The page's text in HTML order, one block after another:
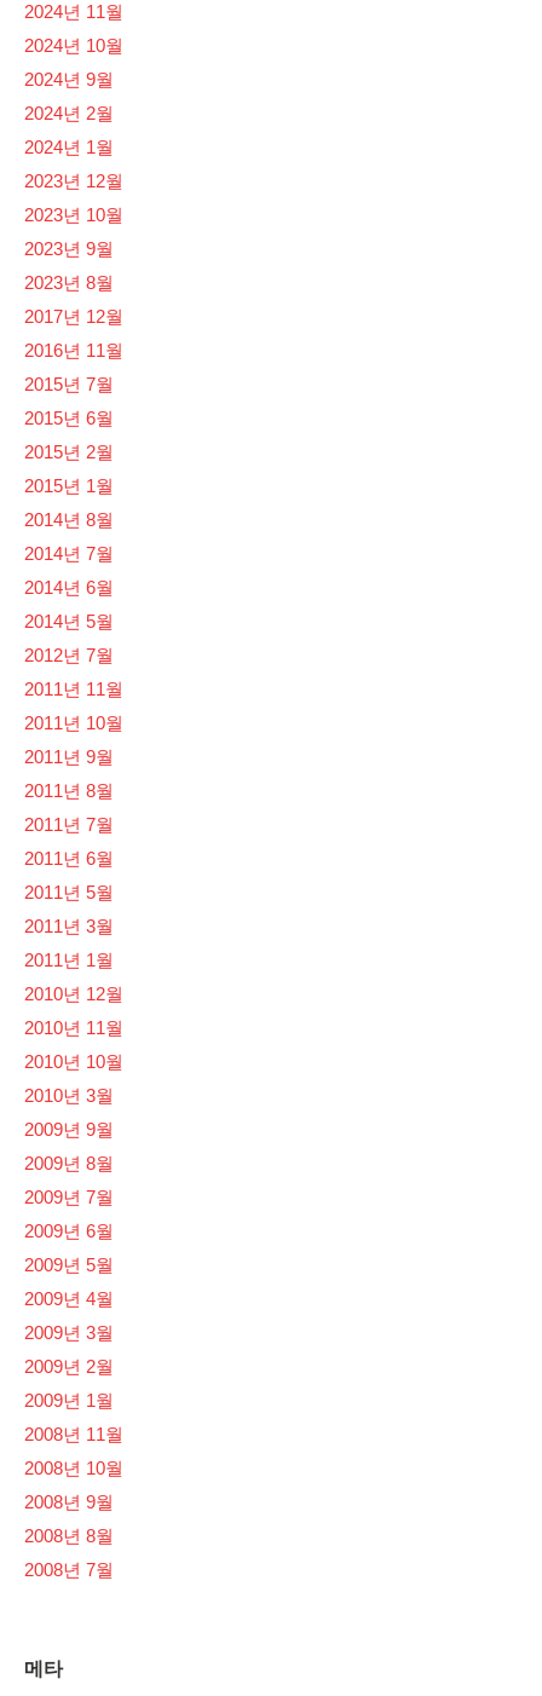
2024년 11월
2024년 10월
2024년 9월
2024년 2월
2024년 1월
2023년 12월
2023년 10월
2023년 9월
2023년 8월
2017년 12월
2016년 11월
2015년 7월
2015년 6월
2015년 2월
2015년 1월
2014년 8월
2014년 7월
2014년 6월
2014년 5월
2012년 7월
2011년 11월
2011년 10월
2011년 9월
2011년 8월
2011년 7월
2011년 6월
2011년 5월
2011년 3월
2011년 1월
2010년 12월
2010년 11월
2010년 10월
2010년 3월
2009년 9월
2009년 8월
2009년 7월
2009년 6월
2009년 5월
2009년 4월
2009년 3월
2009년 2월
2009년 1월
2008년 11월
2008년 10월
2008년 9월
2008년 8월
2008년 7월
메타